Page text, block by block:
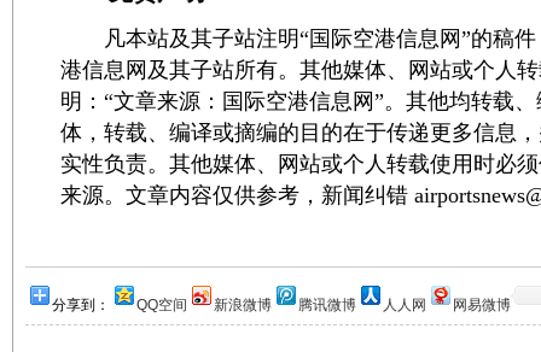
凡本站及其子站注明“国际空港信息网”的稿件
港信息网及其子站所有。其他媒体、网站或个人
明：“文章来源：国际空港信息网”。其他均转载
体，转载、编译或摘编的目的在于传递更多信息
实性负责。其他媒体、网站或个人转载使用时必
来源。文章内容仅供参考，新闻纠错
分享到： QQ空间 新浪微博 腾讯微博 人人网 网易微博